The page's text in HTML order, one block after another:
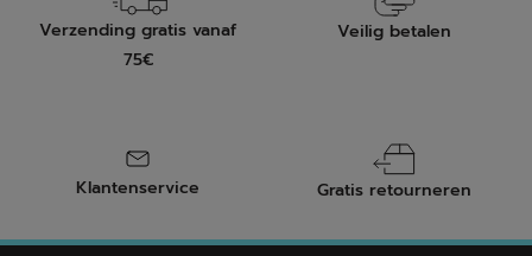
Verzending gratis vanaf
75€
Veilig betalen
Klantenservice Gratis retourneren